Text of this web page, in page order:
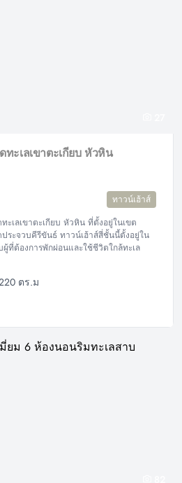
ะเลเขาตะเกียบ หัวหิน
ทาวน์เฮ้าส์
เลเขาตะเกียบ หัวหิน ที่ตั้งอยู่ในเขต
ระจวบคีรีขันธ์ ทาวน์เฮ้าส์สี่ชั้นนี้ตั้งอยู่ใน
ที่ต้องการพักผ่อนและใช้ชีวิตใกล้ทะเล
ตร.ม